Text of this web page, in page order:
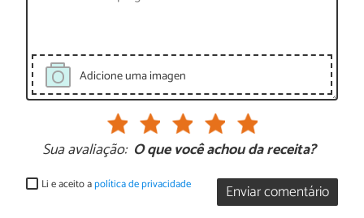
Adicione uma imagen
Sua avaliação: O que você achou da receita?
Enviar comentário
Li e aceito apolítica de privacidade